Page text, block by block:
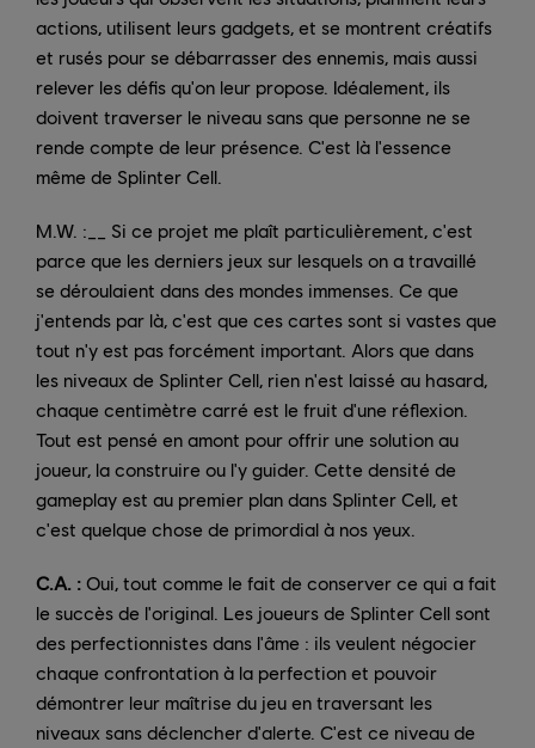
actions, utilisent leurs gadgets, et se montrent créatifs
et rusés pour se débarrasser des ennemis, mais aussi
relever les défis qu'on leur propose. Idéalement, ils
doivent traverser le niveau sans que personne ne se
rende compte de leur présence. C'est là l'essence
même de Splinter Cell.
M.W. :__ Si ce projet me plaît particulièrement, c'est
parce que les derniers jeux sur lesquels on a travaillé
se déroulaient dans des mondes immenses. Ce que
j'entends par là, c'est que ces cartes sont si vastes que
tout n'y est pas forcément important. Alors que dans
les niveaux de Splinter Cell, rien n'est laissé au hasard,
chaque centimètre carré est le fruit d'une réflexion.
Tout est pensé en amont pour offrir une solution au
joueur, la construire ou l'y guider. Cette densité de
gameplay est au premier plan dans Splinter Cell, et
c'est quelque chose de primordial à nos yeux.
C.A. : Oui, tout comme le fait de conserver ce qui a fait
le succès de l'original. Les joueurs de Splinter Cell sont
des perfectionnistes dans l'âme : ils veulent négocier
chaque confrontation à la perfection et pouvoir
démontrer leur maîtrise du jeu en traversant les
niveaux sans déclencher d'alerte. C'est ce niveau de